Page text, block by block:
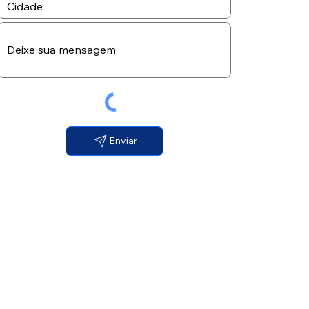
Enviar